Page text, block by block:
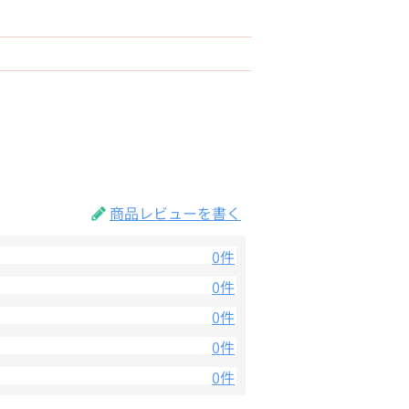
商品レビューを書く
0件
0件
0件
0件
0件